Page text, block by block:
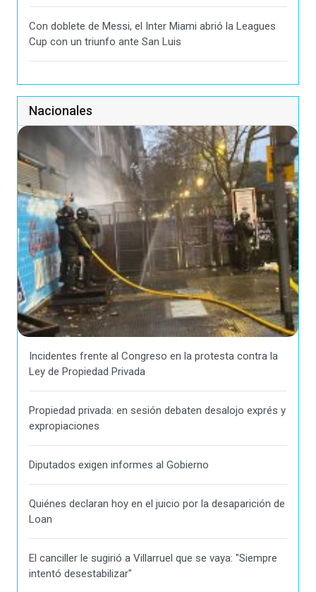
Con doblete de Messi, el Inter Miami abrió la Leagues
Cup con un triunfo ante San Luis
Nacionales
Incidentes frente al Congreso en la protesta contra la
Ley de Propiedad Privada
Propiedad privada: en sesión debaten desalojo exprés y
expropiaciones
Diputados exigen informes al Gobierno
Quiénes declaran hoy en el juicio por la desaparición de
Loan
El canciller le sugirió a Villarruel que se vaya: "Siempre
intentó desestabilizar"